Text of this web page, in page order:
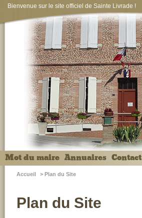
Bienvenue sur le site officiel de Sainte Livrade !
Mot du maire Annuaires Contact
Accueil > Plan du Site
Plan du Site